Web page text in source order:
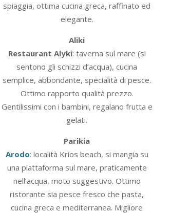
spiaggia, ottima cucina greca, raffinato ed
elegante.
Aliki
Restaurant Alyki: taverna sul mare (si
sentono gli schizzi d’acqua), cucina
semplice, abbondante, specialità di pesce.
Ottimo rapporto qualità prezzo.
Gentilissimi con i bambini, regalano frutta e
gelati.
Parikia
Arodo: località Krios beach, si mangia su
una piattaforma sul mare, praticamente
nell’acqua, moto suggestivo. Ottimo
ristorante sia pesce fresco che pasta,
cucina greca e mediterranea. Migliore